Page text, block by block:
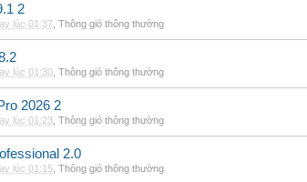
2
lúc 01:37 Thông gió thông thường
lúc 01:30 Thông gió thông thường
2026 2
lúc 01:23 Thông gió thông thường
2.0
lúc 01:15 Thông gió thông thường